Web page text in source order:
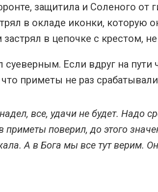
защитила и Соленого от
в окладе иконки, которую
в цепочке с крестом,
Если вдруг на пути
приметы не раз
все, удачи не будет. Надо
поверил, до этого
А в Бога мы все тут верим.